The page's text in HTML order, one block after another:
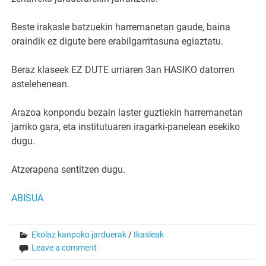
Beste irakasle batzuekin harremanetan gaude, baina
oraindik ez digute bere erabilgarritasuna egiaztatu.
Beraz klaseek EZ DUTE urriaren 3an HASIKO datorren
astelehenean.
Arazoa konpondu bezain laster guztiekin harremanetan
jarriko gara, eta institutuaren iragarki-panelean esekiko
dugu.
Atzerapena sentitzen dugu.
ABISUA
Ekolaz kanpoko jarduerak / Ikasleak
Leave a comment